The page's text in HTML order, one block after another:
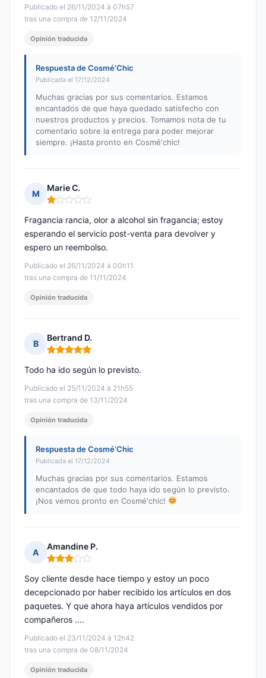
Publicado el 26/11/2024 à 07h57
tras una compra de 12/11/2024
Opinión traducida
Respuesta de Cosmé’Chic
Publicada el 17/12/2024
Muchas gracias por sus comentarios. Estamos
encantados de que haya quedado satisfecho con
nuestros productos y precios. Tomamos nota de tu
comentario sobre la entrega para poder mejorar
siempre. ¡Hasta pronto en Cosmé'chic!
M
Marie C.
Nota: 1 de 5
Publicado el 26/11/2024 à 00h11
tras una compra de 11/11/2024
Fragancia rancia, olor a alcohol sin fragancia; estoy
esperando el servicio post-venta para devolver y
espero un reembolso.
Opinión traducida
B
Bertrand D.
Nota: 5 de 5
Publicado el 25/11/2024 à 21h55
tras una compra de 13/11/2024
Todo ha ido según lo previsto.
Opinión traducida
Respuesta de Cosmé’Chic
Publicada el 17/12/2024
Muchas gracias por sus comentarios. Estamos
encantados de que todo haya ido según lo previsto.
¡Nos vemos pronto en Cosmé'chic!
A
Amandine P.
Nota: 3 de 5
Publicado el 23/11/2024 à 12h42
tras una compra de 08/11/2024
Soy cliente desde hace tiempo y estoy un poco
decepcionado por haber recibido los artículos en dos
paquetes. Y que ahora haya artículos vendidos por
compañeros ....
Opinión traducida